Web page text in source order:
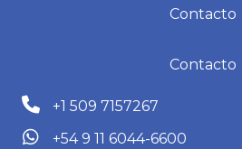
Contacto
Contacto
+1 509 7157267
+54 9 11 6044-6600